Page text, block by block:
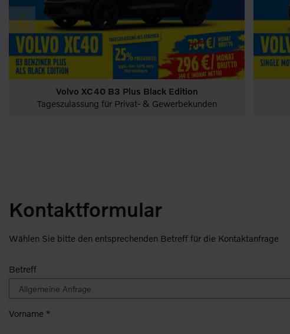
Deals sichern & sparen! e-auto-förderung
Volvo XC40 B3 Plus Black Edition
Tageszulassung für Privat- & Gewerbekunden
Kontaktformular
Wählen Sie bitte den entsprechenden Betreff für die Kontaktanfrage
Betreff
Vorname *